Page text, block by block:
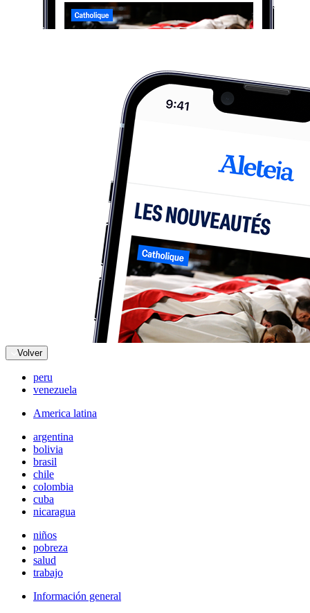
Volver
peru
venezuela
America latina
argentina
bolivia
brasil
chile
colombia
cuba
nicaragua
niños
pobreza
salud
trabajo
Información general